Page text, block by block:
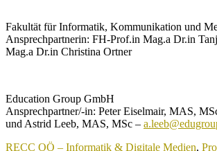
Fakultät für Informatik, Kommunikation und
Ansprechpartnerin: FH-Prof.in Mag.a Dr.in
Mag.a Dr.in Christina Ortner
Education Group GmbH
Ansprechpartner/-in: Peter Eiselmair, MAS,
und Astrid Leeb, MAS, MSc –
RECC OÖ – Informatik & Digitale Medien,